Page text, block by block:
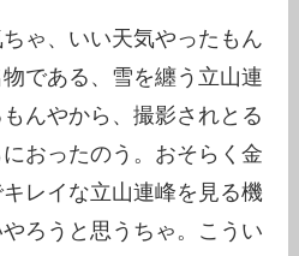
ゃ、いい天気やったもん
である、雪を纏う立山連
んやから、撮影されとる
おったのう。おそらく金
レイな立山連峰を見る機
ろうと思うちゃ。こうい